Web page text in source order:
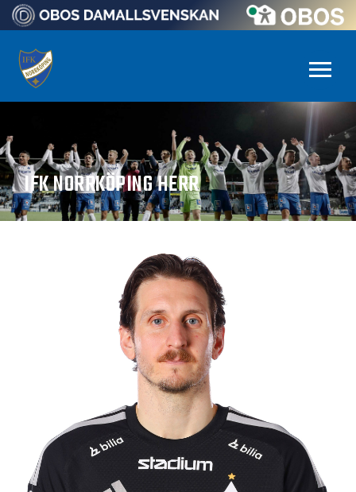
IFK NORRKÖPING HERR